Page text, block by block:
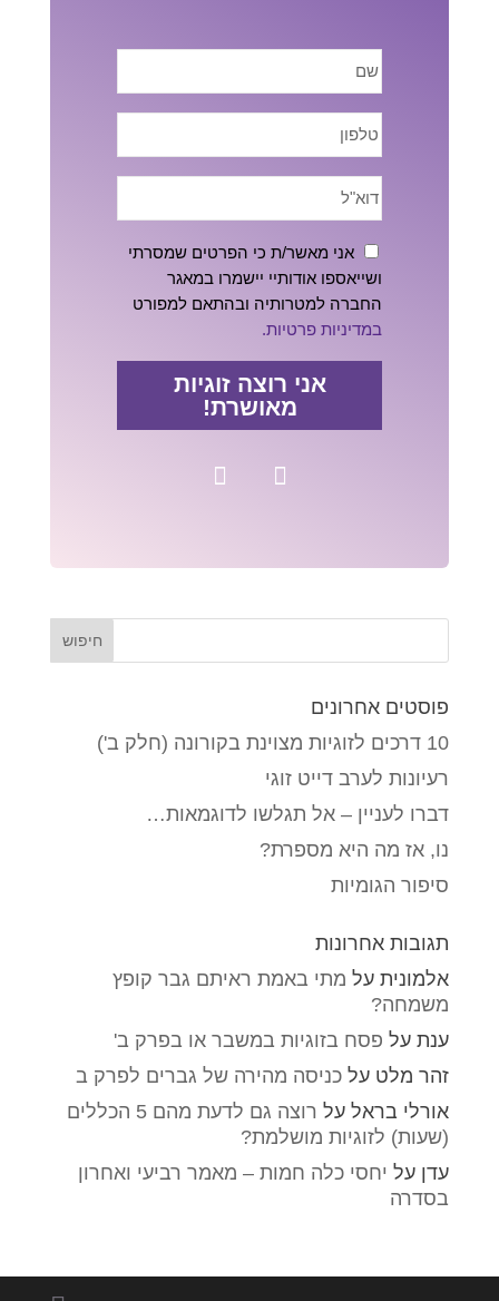
אני מאשר/ת כי הפרטים שמסרתי
ושייאספו אודותיי יישמרו במאגר
החברה למטרותיה ובהתאם למפורט
במדיניות פרטיות.
אני רוצה זוגיות
מאושרת!
פוסטים אחרונים
10 דרכים לזוגיות מצוינת בקורונה (חלק ב')
רעיונות לערב דייט זוגי
דברו לעניין – אל תגלשו לדוגמאות…
נו, אז מה היא מספרת?
סיפור הגומיות
תגובות אחרונות
אלמוניתעל מתי באמת ראיתם גבר קופץ
משמחה?
ענתעל פסח בזוגיות במשבר או בפרק ב'
זהר מלט על כניסה מהירה של גברים לפרק ב
אורלי בראלעל
רוצה גם לדעת מהם 5 הכללים
(שעות) לזוגיות מושלמת?
עדן על יחסי כלה חמות – מאמר רביעי ואחרון
בסדרה